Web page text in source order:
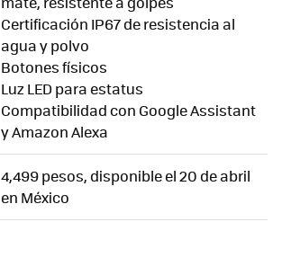
Certificación IP67 de resistencia al
agua y polvo
Botones físicos
Luz LED para estatus
Compatibilidad con Google Assistant
y Amazon Alexa
4,499 pesos, disponible el 20 de abril
en México